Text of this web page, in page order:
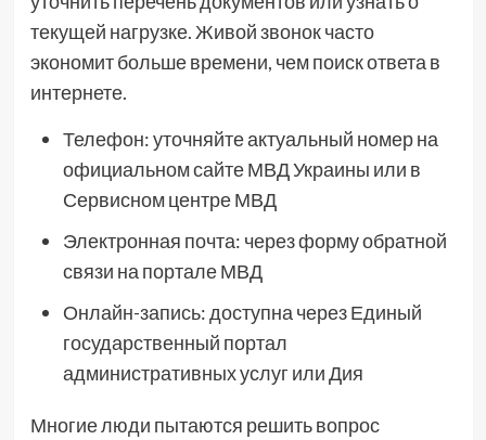
текущей нагрузке. Живой звонок часто
экономит больше времени, чем поиск ответа в
интернете.
Телефон: уточняйте актуальный номер на
официальном сайте МВД Украины или в
Сервисном центре МВД
Электронная почта: через форму обратной
связи на портале МВД
Онлайн-запись: доступна через Единый
государственный портал
административных услуг или Дия
Многие люди пытаются решить вопрос